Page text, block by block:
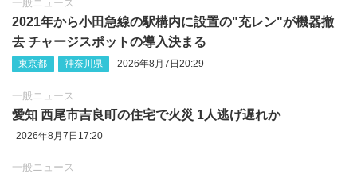
一般ニュース
2021年から小田急線の駅構内に設置の"充レン"が機器撤
去 チャージスポットの導入決まる
東京都 神奈川県 2026年8月7日20:29
一般ニュース
愛知 西尾市吉良町の住宅で火災 1人逃げ遅れか
2026年8月7日17:20
一般ニュース